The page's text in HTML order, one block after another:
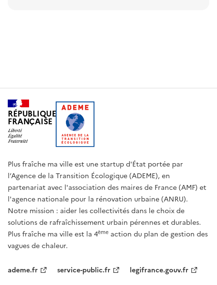
RÉPUBLIQUE
FRANÇAISE
Plus fraîche ma ville est une startup d'État portée par
l’Agence de la Transition Écologique (ADEME), en
partenariat avec l'association des maires de France (AMF) et
l'agence nationale pour la rénovation urbaine (ANRU).
Notre mission : aider les collectivités dans le choix de
solutions de rafraîchissement urbain pérennes et durables.
Plus fraîche ma ville est la 4ème action du plan de gestion des
vagues de chaleur.
ademe.fr service-public.fr
legifrance.gouv.fr